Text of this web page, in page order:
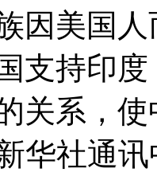
因美国
支持印
关系，
华社通